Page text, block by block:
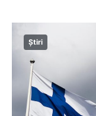
Știri